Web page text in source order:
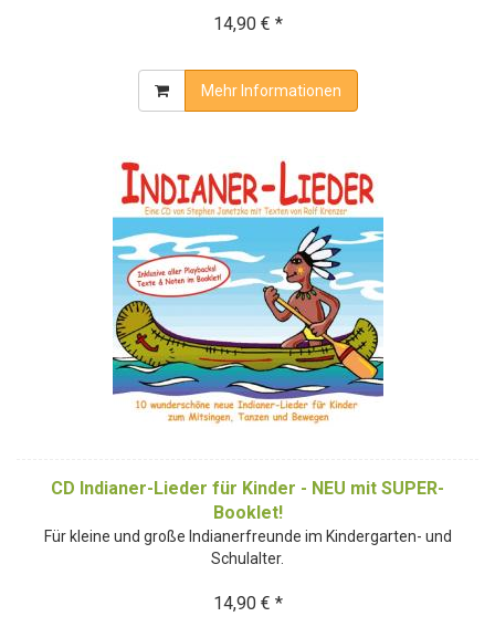
14,90 € *
Mehr Informationen
CD Indianer-Lieder für Kinder - NEU mit SUPER-
Booklet!
Für kleine und große Indianerfreunde im Kindergarten- und
Schulalter.
14,90 € *